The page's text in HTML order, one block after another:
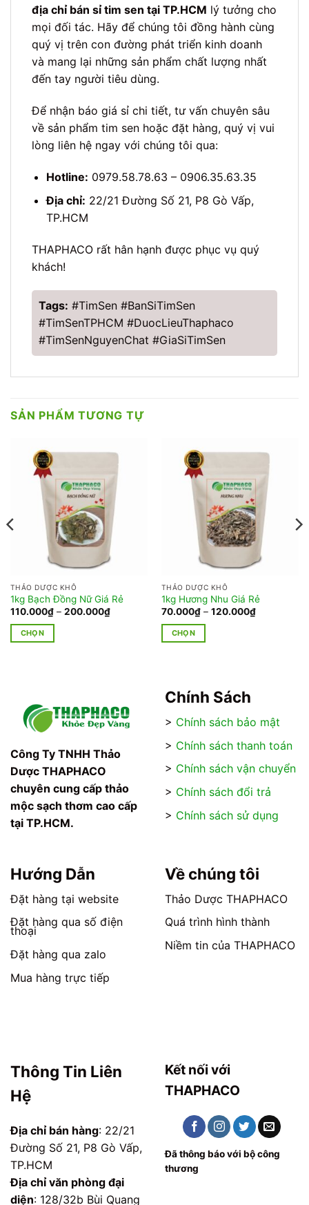
địa chỉ bán sỉ tim sen tại TP.HCM lý tưởng cho
mọi đối tác. Hãy để chúng tôi đồng hành cùng
quý vị trên con đường phát triển kinh doanh
và mang lại những sản phẩm chất lượng nhất
đến tay người tiêu dùng.
Để nhận báo giá sỉ chi tiết, tư vấn chuyên sâu
về sản phẩm tim sen hoặc đặt hàng, quý vị vui
lòng liên hệ ngay với chúng tôi qua:
Hotline: 0979.58.78.63 – 0906.35.63.35
Địa chỉ: 22/21 Đường Số 21, P8 Gò Vấp,
TP.HCM
THAPHACO rất hân hạnh được phục vụ quý
khách!
Tags: #TimSen #BanSiTimSen
#TimSenTPHCM #DuocLieuThaphaco
#TimSenNguyenChat #GiaSiTimSen
SẢN PHẨM TƯƠNG TỰ
THẢO DƯỢC KHÔ
1kg Bạch Đồng Nữ Giá Rẻ
110.000₫ – 200.000₫Khoảng
giá:
CHỌN
nhiều
biến
Các
tùy
chọn
có
thể
được
trang
sản
phẩm
THẢO DƯỢC KHÔ
1kg Hương Nhu Giá Rẻ
70.000₫ – 120.000₫Khoảng
giá:
CHỌN
có
nhiều
biến
Các
tùy
có
được
trang
sản
phẩm
Công Ty TNHH Thảo
Dược THAPHACO
chuyên cung cấp thảo
mộc sạch thơm cao cấp
tại TP.HCM.
Chính Sách
> Chính sách bảo mật
> Chính sách thanh toán
> Chính sách vận chuyển
> Chính sách đổi trả
> Chính sách sử dụng
Hướng Dẫn
Đặt hàng tại website
Đặt hàng qua số điện
thoại
Đặt hàng qua zalo
Mua hàng trực tiếp
Về chúng tôi
Thảo Dược THAPHACO
Quá trình hình thành
Niềm tin của THAPHACO
Thông Tin Liên
Hệ
Địa chỉ bán hàng: 22/21
Đường Số 21, P8 Gò Vấp,
TP.HCM
Địa chỉ văn phòng đại
diện: 128/32b Bùi Quang
Kết nối với
THAPHACO
Đã thông báo với bộ công
thương